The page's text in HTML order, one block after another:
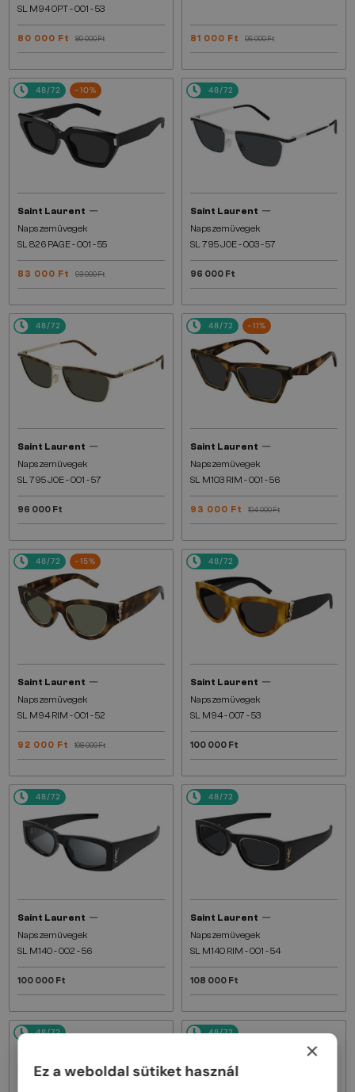
SL M94 OPT - 001 - 53
80 000 Ft 89 000 Ft 81 000 Ft 95 000 Ft
48/72 -10%
Saint Laurent —
Napszemüvegek
SL 826 PAGE - 001 - 55
83 000 Ft 93 000 Ft
48/72
Saint Laurent —
Napszemüvegek
SL 795 JOE - 003 - 57
96 000 Ft
48/72
Saint Laurent —
Napszemüvegek
SL 795 JOE - 001 - 57
96 000 Ft
48/72 -11%
Saint Laurent —
Napszemüvegek
SL M103 RIM - 001 - 56
93 000 Ft 104 000 Ft
48/72 -15%
Saint Laurent —
Napszemüvegek
SL M94 RIM - 001 - 52
92 000 Ft 108 000 Ft
48/72
Saint Laurent —
Napszemüvegek
SL M94 - 007 - 53
100 000 Ft
48/72
Saint Laurent —
Napszemüvegek
SL M140 - 002 - 56
100 000 Ft
48/72
Saint Laurent —
Napszemüvegek
SL M140 RIM - 001 - 54
108 000 Ft
48/72 48/72
×
Ez a weboldal sütiket használ